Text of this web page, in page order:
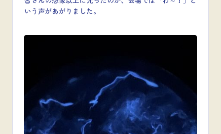
いう声があがりました。